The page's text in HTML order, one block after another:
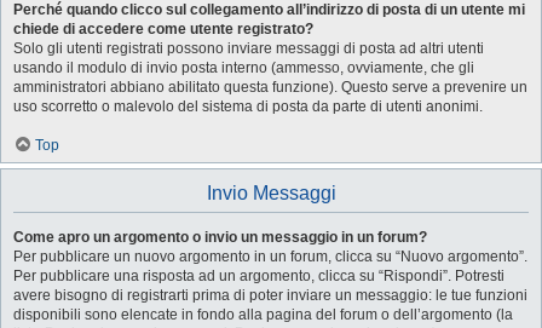
Perché quando clicco sul collegamento all’indirizzo di posta di un utente mi
chiede di accedere come utente registrato?
Solo gli utenti registrati possono inviare messaggi di posta ad altri utenti
usando il modulo di invio posta interno (ammesso, ovviamente, che gli
amministratori abbiano abilitato questa funzione). Questo serve a prevenire un
uso scorretto o malevolo del sistema di posta da parte di utenti anonimi.
Top
Invio Messaggi
Come apro un argomento o invio un messaggio in un forum?
Per pubblicare un nuovo argomento in un forum, clicca su “Nuovo argomento”.
Per pubblicare una risposta ad un argomento, clicca su “Rispondi”. Potresti
avere bisogno di registrarti prima di poter inviare un messaggio: le tue funzioni
disponibili sono elencate in fondo alla pagina del forum o dell’argomento (la